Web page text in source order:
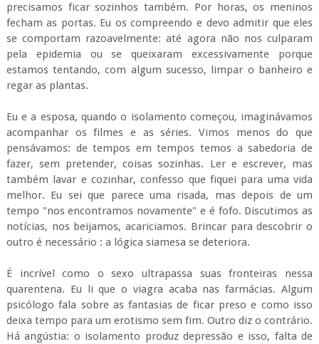
precisamos ficar sozinhos também. Por horas, os meninos
fecham as portas. Eu os compreendo e devo admitir que eles
se comportam razoavelmente: até agora não nos culparam
pela epidemia ou se queixaram excessivamente porque
estamos tentando, com algum sucesso, limpar o banheiro e
regar as plantas.
Eu e a esposa, quando o isolamento começou, imaginávamos
acompanhar os filmes e as séries. Vimos menos do que
pensávamos: de tempos em tempos temos a sabedoria de
fazer, sem pretender, coisas sozinhas. Ler e escrever, mas
também lavar e cozinhar, confesso que fiquei para uma vida
melhor. Eu sei que parece uma risada, mas depois de um
tempo "nos encontramos novamente" e é fofo. Discutimos as
notícias, nos beijamos, acariciamos. Brincar para descobrir o
outro é necessário : a lógica siamesa se deteriora.
É incrível como o sexo ultrapassa suas fronteiras nessa
quarentena. Eu li que o viagra acaba nas farmácias. Algum
psicólogo fala sobre as fantasias de ficar preso e como isso
deixa tempo para um erotismo sem fim. Outro diz o contrário.
Há angústia: o isolamento produz depressão e isso, falta de